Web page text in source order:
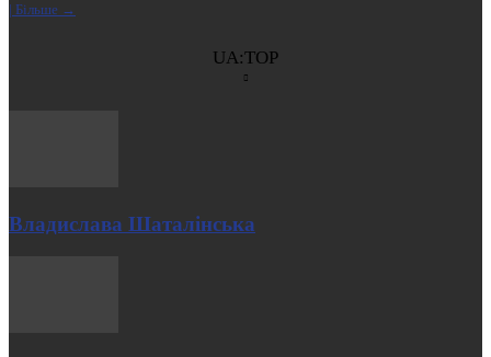
| Більше →
UA:TOP
Владислава Шаталінська